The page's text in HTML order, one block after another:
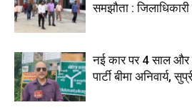
समझौता :
नई कार पर 4 साल और
पार्टी बीमा अनिवार्य,